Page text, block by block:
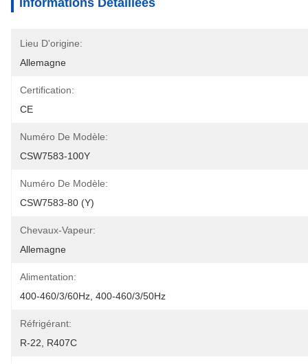
Informations Détaillées
Lieu D'origine:
Allemagne
Certification:
CE
Numéro De Modèle:
CSW7583-100Y
Numéro De Modèle:
CSW7583-80 (Y)
Chevaux-Vapeur:
Allemagne
Alimentation:
400-460/3/60Hz, 400-460/3/50Hz
Réfrigérant:
R-22, R407C